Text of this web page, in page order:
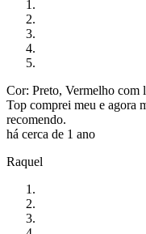
Cor: Preto, Vermelho com
Top comprei meu e agora
recomendo.
há cerca de 1 ano
Raquel